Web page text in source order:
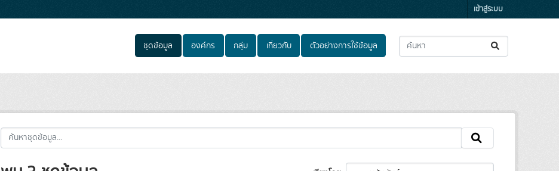
เข้าสู่ระบบ
ชุดข้อมูล องค์กร กลุ่ม เกี่ยวกับ ตัวอย่างการใช้ข้อมูล